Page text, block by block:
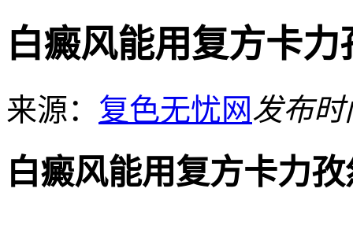
白癜风能用复方卡
来源： 复色无忧网发布时
白癜风能用复方卡力